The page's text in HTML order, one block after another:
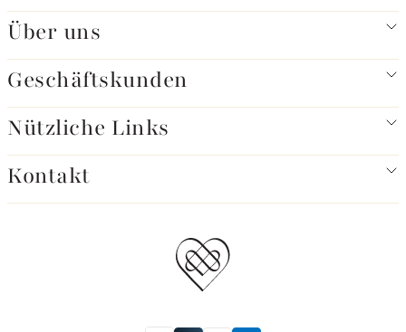
Über uns
Geschäftskunden
Nützliche Links
Kontakt